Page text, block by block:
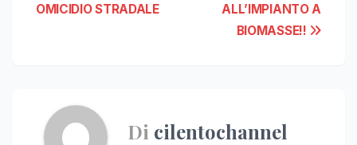
ALL’IMPIANTO A
BIOMASSE!!
OMICIDIO STRADALE
Di cilentochannel